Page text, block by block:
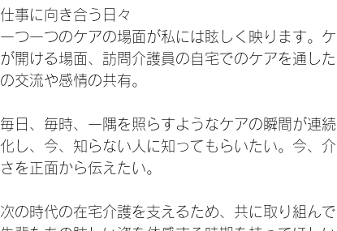
仕事に向き合う日々
一つ一つのケアの場面が私には眩しく映ります。
が開ける場面、訪問介護員の自宅でのケアを通し
の交流や感情の共有。
毎日、毎時、一隅を照らすようなケアの瞬間が連
化し、今、知らない人に知ってもらいたい。今、
さを正面から伝えたい。
次の時代の在宅介護を支えるため、共に取り組ん